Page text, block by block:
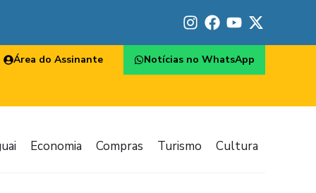
Área do Assinante Notícias no WhatsApp
Economia Compras Turismo Cultura